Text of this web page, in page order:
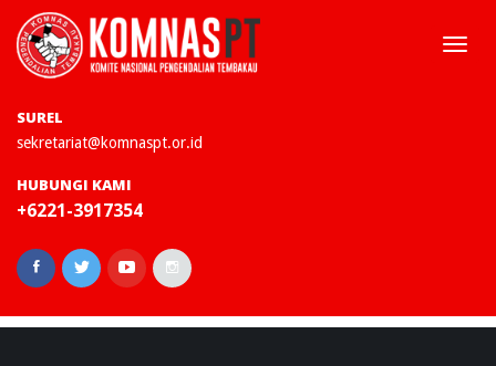
SUREL
sekretariat@komnaspt.or.id
HUBUNGI KAMI
+6221-3917354